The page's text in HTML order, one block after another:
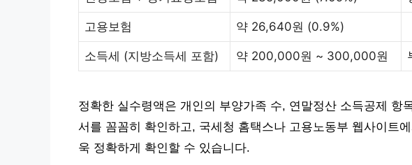
고용보험 약 26,640원 (0.9%)
소득세 (지방소득세 포함) 약 200,000원 ~ 300,000원
정확한 실수령액은 개인의 부양가족 수, 연말정산 소득공제 항
서를 꼼꼼히 확인하고, 국세청 홈택스나 고용노동부 웹사이트
욱 정확하게 확인할 수 있습니다.